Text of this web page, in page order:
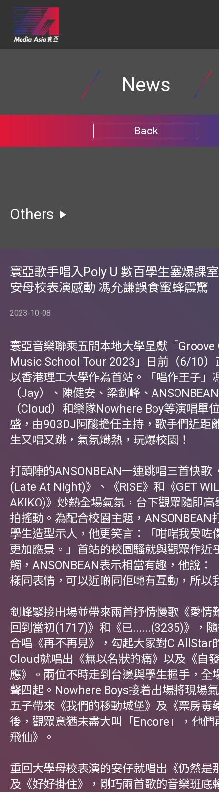
News
Back
Others
寰亞歌手唱入Poly U 數百學生塞爆課
安母校表演感動 馮允謙誤食蜜蜂震驚
2023-10-08
寰亞音樂聯乘五間本地大學呈獻「Groove
Music School Tour 2023」日前（6/10）
以香港理工大學作為首站。「唱作王子」
（Jay）、陳健安、梁釗峰、
（Cloud）和樂隊Nowhere Boy等演唱單
盛，由903DJ阿酸擔任主持，歌手們近距
生又唱又跳，氣氛熾熱，玩爆校園！
打頭陣的ANSONBEAN一連跳唱三首快歌
(Late At Night)》、《RISE》和《GET
AKIKO)》炒熱全場氣氛，台下觀眾隨即
拍搖動。為配合校園主題，ANSONBEAN
學生造型示人，他更笑言：「咁啱我受咗
更加應景。」首站的校園騷就與觀眾作近
觸，ANSONBEAN表示相當有趣，他說：
樣同表情，可以近啲同佢哋有互動，所以
釗峰緊接出場並帶來兩首抒情慢歌《愛情
回到當初(1717)》和《已......(3235)》，
合唱《再不再見》，勾起大家對C AllStar
Cloud就唱出《無以名狀的痛》以及《自
應》。兩位不時走到台邊與學生握手，全
聲四起。Nowhere Boys接着出場將現場
五子帶來《我們的移動城堡》及《票房毒
後，觀眾意猶未盡大叫「Encore」，他們
飛仙》。
重回大學母校表演的安仔就唱出《仍然是
及《好好掛住》，剛巧兩首歌的音樂班底